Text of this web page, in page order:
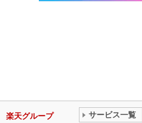
楽天グループ サービス一覧